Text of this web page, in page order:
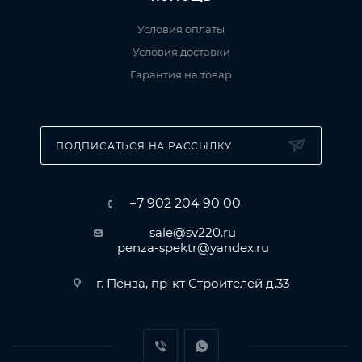
Условия оплаты
Условия доставки
Гарантия на товар
ПОДПИСАТЬСЯ НА РАССЫЛКУ
+7 902 204 90 00
sale@sv220.ru
penza-spektr@yandex.ru
г. Пенза, пр-кт Строителей д.33